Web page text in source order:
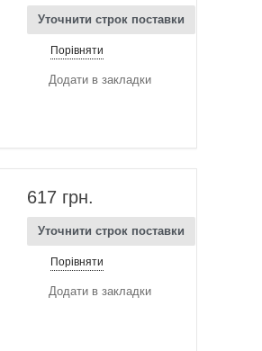
Уточнити строк поставки
Порівняти
Додати в закладки
617 грн.
Уточнити строк поставки
Порівняти
Додати в закладки